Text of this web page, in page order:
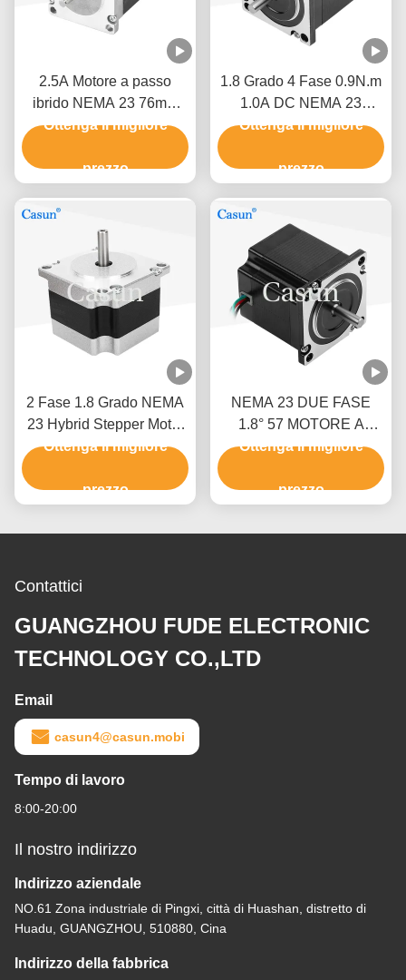
2.5A Motore a passo
ibrido NEMA 23 76mm
Corpo 1.5N.M Per la
Ottenga il migliore
prezzo
1.8 Grado 4 Fase 0.9N.m
1.0A DC NEMA 23
Hybrid Stepper Motor Per
Ottenga il migliore
prezzo
2 Fase 1.8 Grado NEMA
23 Hybrid Stepper Motor
Stepper Motor Kit CNC
Ottenga il migliore
prezzo
NEMA 23 DUE FASE
1.8° 57 MOTORE A
PASSO 54MM BODY
Ottenga il migliore
prezzo
Contattici
GUANGZHOU FUDE ELECTRONIC
TECHNOLOGY CO.,LTD
Email
casun4@casun.mobi
Tempo di lavoro
8:00-20:00
Il nostro indirizzo
Indirizzo aziendale
NO.61 Zona industriale di Pingxi, città di Huashan, distretto di
Huadu, GUANGZHOU, 510880, Cina
Indirizzo della fabbrica